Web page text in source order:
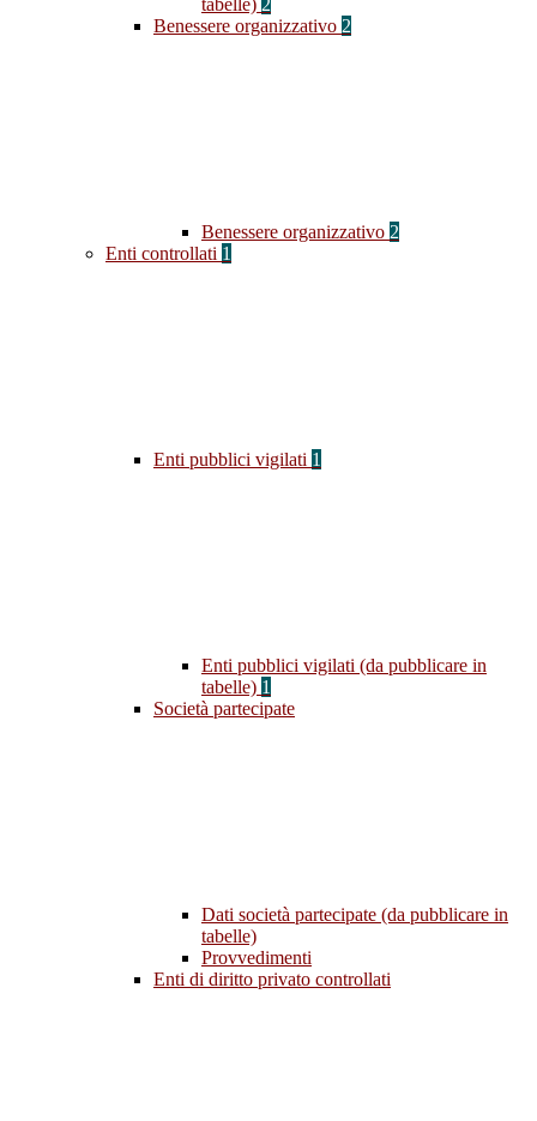
tabelle) 2
Benessere organizzativo 2
Benessere organizzativo 2
Enti controllati 1
Enti pubblici vigilati 1
Enti pubblici vigilati (da pubblicare in
tabelle) 1
Società partecipate
Dati società partecipate (da pubblicare in
tabelle)
Provvedimenti
Enti di diritto privato controllati